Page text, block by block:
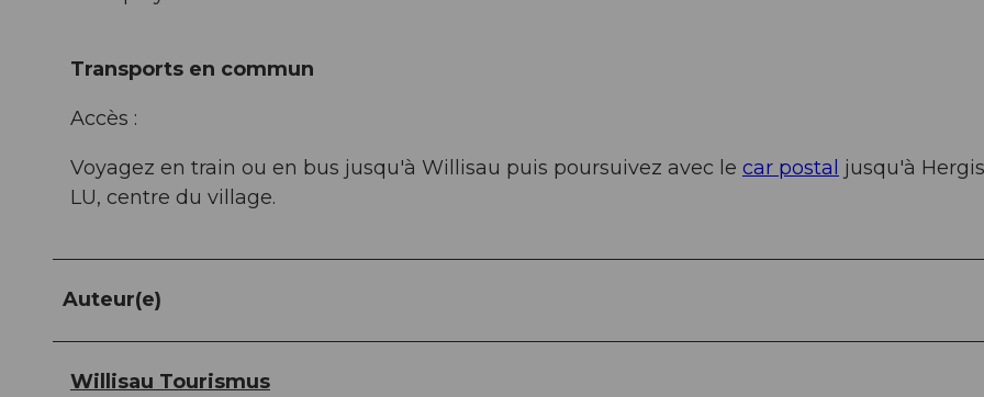
Transports en commun
Accès :
Voyagez en train ou en bus jusqu'à Willisau puis poursuivez avec le car postal jusqu'à
LU, centre du village.
Auteur(e)
Willisau Tourismus